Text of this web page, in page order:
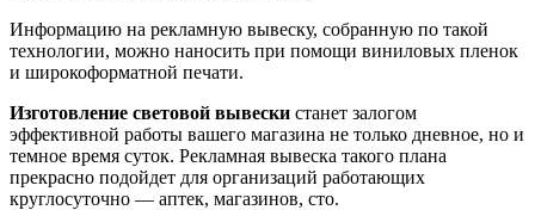
Информацию на рекламную вывеску, собранную по такой
технологии, можно наносить при помощи виниловых пленок
и широкоформатной печати.
Изготовление световой вывески станет залогом
эффективной работы вашего магазина не только дневное, но и
темное время суток. Рекламная вывеска такого плана
прекрасно подойдет для организаций работающих
круглосуточно — аптек, магазинов, сто.